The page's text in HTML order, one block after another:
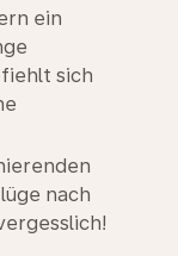
ein
sich
nach